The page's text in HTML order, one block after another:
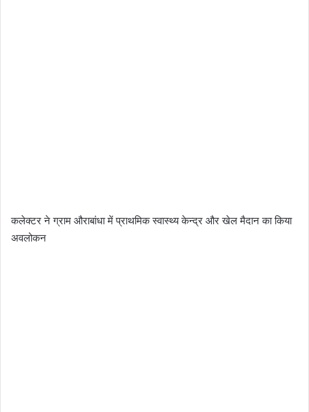
कलेक्टर ने ग्राम औराबांधा में प्राथमिक स्वास्थ्य केन्द्र और खेल मैदान का किया
अवलोकन